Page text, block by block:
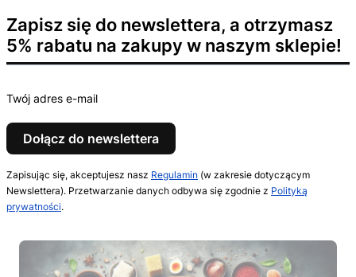
Zapisz się do newslettera, a otrzymasz
5% rabatu na zakupy w naszym sklepie!
Twój adres e-mail
Dołącz do newslettera
Zapisując się, akceptujesz nasz Regulamin (w zakresie dotyczącym
Newslettera). Przetwarzanie danych odbywa się zgodnie z Polityką
prywatności.